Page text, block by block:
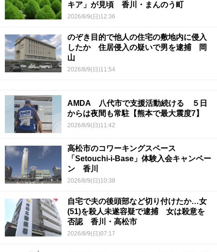
キア」が見頃 香川・まんのう町
2026/8/9(日)12:36
のぞき目的で他人の住宅の敷地内に侵入
したか 住居侵入の疑いで男を逮捕 岡
山
2026/8/9(日)11:54
AMDA 八代市で支援活動続ける ５日
からは夜間も常駐【熊本で最大震度7】
2026/8/9(日)11:42
高松市のコワーキングスペース
「Setouchi-i-Base」体験入会キャンペー
ン 香川
2026/8/9(日)10:38
自宅で夫の後頭部など切り付けたか…女
(51)を殺人未遂容疑で逮捕 女は殺意を
否認 香川・高松市
2026/8/9(日)07:17